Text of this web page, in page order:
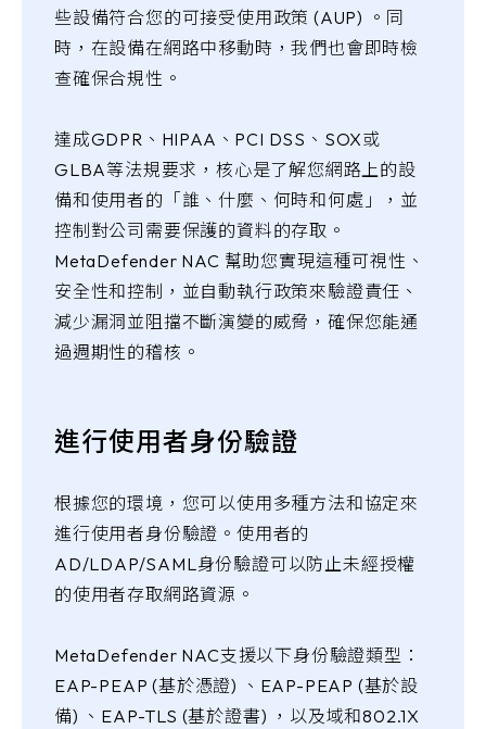
些設備符合您的可接受使用政策 (AUP) 。同
時，在設備在網路中移動時，我們也會即時檢
查確保合規性。
達成GDPR、HIPAA、PCI DSS、SOX或
GLBA等法規要求，核心是了解您網路上的設
備和使用者的「誰、什麼、何時和何處」，並
控制對公司需要保護的資料的存取。
MetaDefender NAC 幫助您實現這種可視性、
安全性和控制，並自動執行政策來驗證責任、
減少漏洞並阻擋不斷演變的威脅，確保您能通
過週期性的稽核。
進行使用者身份驗證
根據您的環境，您可以使用多種方法和協定來
進行使用者身份驗證。使用者的
AD/LDAP/SAML身份驗證可以防止未經授權
的使用者存取網路資源。
MetaDefender NAC支援以下身份驗證類型：
EAP-PEAP (基於憑證) 、EAP-PEAP (基於設
備) 、EAP-TLS (基於證書) ，以及域和802.1X